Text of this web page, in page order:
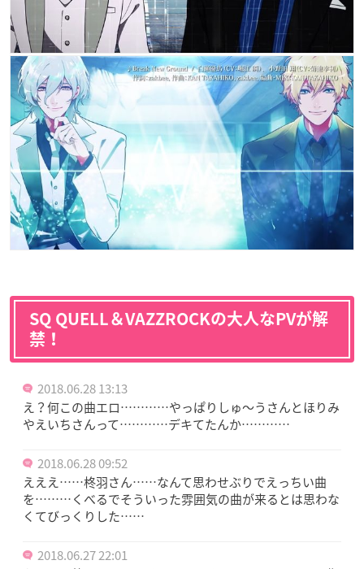
SQ QUELL＆VAZZROCKの大人なPVが解
禁！
2018.06.28 13:13
え？何この曲エロ…………やっぱりしゅ〜うさんとほりみ
やえいちさんって…………デキてたんか…………
2018.06.28 09:52
えええ……柊羽さん……なんて思わせぶりでえっちい曲
を………くべるでそういった雰囲気の曲が来るとは思わな
くてびっくりした……
2018.06.27 22:01